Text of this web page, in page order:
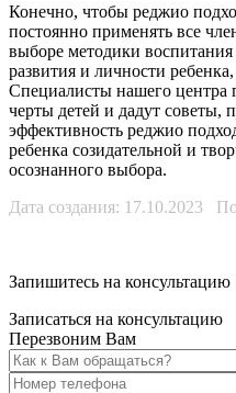
Конечно, чтобы реджио
постоянно применять все
выборе методики
развития и личности ребенка,
Специалисты нашего центра
черты детей и дадут советы,
эффективность реджио
ребенка созидательной и
осознанного выбора.
Дата создания: 17.10.2023
Запишитесь на консультацию
Записаться на консультацию
Перезвоним Вам